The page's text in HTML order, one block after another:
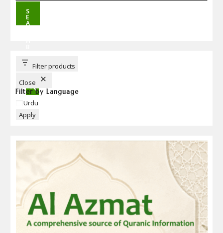
S
E
A
T
T
Filter products
Close
Filter by Language
Language
Urdu
Apply